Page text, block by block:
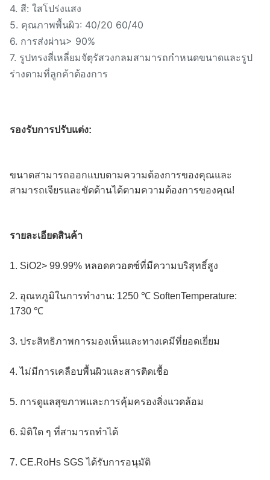
4. สี: ใสโปร่งแสง
5. คุณภาพพื้นผิว: 40/20 60/40
6. การส่งผ่าน> 90%
7. รูปทรงสี่เหลี่ยมจัตุรัสวงกลมสามารถกำหนดขนาดและรูป
ร่างตามที่ลูกค้าต้องการ
รองรับการปรับแต่ง:
ขนาดสามารถออกแบบตามความต้องการของคุณและ
สามารถเจียรและขัดด้านได้ตามความต้องการของคุณ!
รายละเอียดสินค้า
1. SiO2> 99.99% หลอดควอตซ์ที่มีความบริสุทธิ์สูง
2. อุณหภูมิในการทำงาน: 1250 ℃ SoftenTemperature:
1730 ℃
3. ประสิทธิภาพการมองเห็นและทางเคมีที่ยอดเยี่ยม
4. ไม่มีการเคลือบพื้นผิวและสารติดเชื้อ
5. การดูแลสุขภาพและการคุ้มครองสิ่งแวดล้อม
6. มิติใด ๆ ที่สามารถทำได้
7. CE.RoHs SGS ได้รับการอนุมัติ